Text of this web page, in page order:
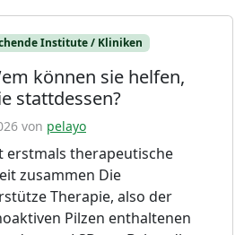
Institute / Kliniken
können sie helfen,
stattdessen?
von pelayo
erstmals therapeutische
zusammen Die
Therapie, also der
Pilzen enthaltenen